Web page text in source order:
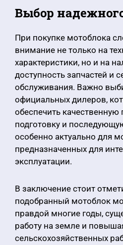
Выбор
При покупке мотоблока
внимание не только на
характеристики, но и на
доступность запчастей и
обслуживания. Важно
официальных дилеров,
обеспечить
подготовку и
особенно актуально для
предназначенных для
эксплуатации.
В заключение стоит
подобранный мотоблок
правдой многие годы,
работу на земле и
сельскохозяйственных